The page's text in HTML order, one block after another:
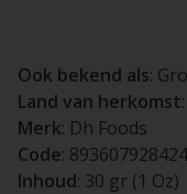
Ook bekend als:
Land van herkomst
Merk: Dh Foods
Code:
Inhoud: 30 gr (1 Oz)